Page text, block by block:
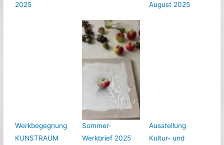
2025
August 2025
Werkbegegnung
KUNSTRAUM
Sommer-
Werkbrief 2025
Ausstellung
Kultur- und